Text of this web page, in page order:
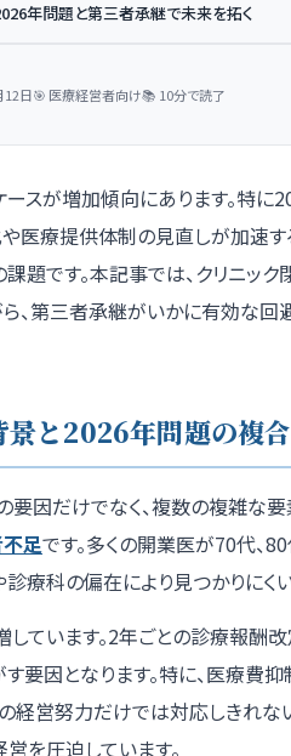
年問題と第三者承継で未来を拓く
12日🎯 医療経営者向け📚 10分で読了
スが増加傾向にあります。特に
医療提供体制の見直しが加速す
題です。本記事では、クリニッ
、第三者承継がいかに有効な回
と2026年問題の複
要因だけでなく、複数の複雑な
足です。多くの開業医が70代、
療科の偏在により見つかりにく
しています。2年ごとの診療報酬
要因となります。特に、医療費
経営努力だけでは対応しきれな
を圧迫しています。